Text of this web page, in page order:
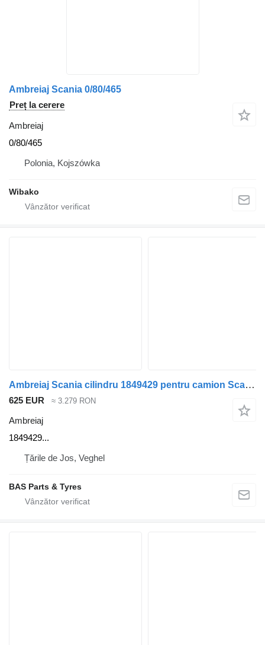
Ambreiaj Scania 0/80/465
Preț la cerere
Ambreiaj
0/80/465
Polonia, Kojszówka
Wibako
Ambreiaj Scania cilindru 1849429 pentru camion Scania
625 EUR ≈ 3.279 RON
Ambreiaj
1849429...
Țările de Jos, Veghel
BAS Parts & Tyres